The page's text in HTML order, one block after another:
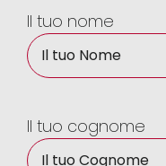
Il tuo nome
Il tuo cognome